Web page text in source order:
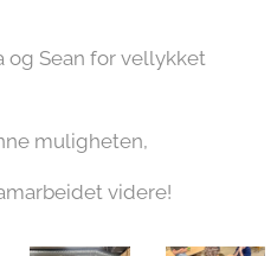
og Sean for vellykket
muligheten,
videre!